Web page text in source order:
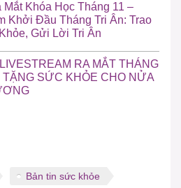
Mắt Khóa Học Tháng 11 –
Khởi Đầu Tháng Tri Ân: Trao
Gửi Lời Tri Ân
RA MẮT THÁNG
TẶNG SỨC KHỎE CHO NỬA
Bản tin sức khỏe